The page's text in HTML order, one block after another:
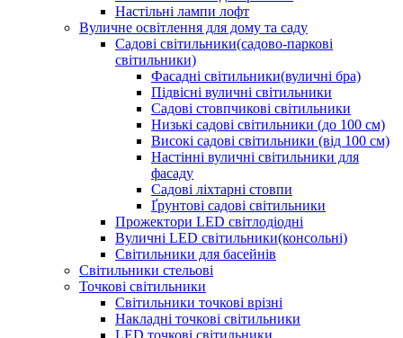
Настільні лампи лофт
Вуличне освітлення для дому та саду
Садові світильники(садово-паркові
світильники)
Фасадні світильники(вуличні бра)
Підвісні вуличні світильники
Садові стовпчикові світильники
Низькі садові світильники (до 100 см)
Високі садові світильники (від 100 см)
Настінні вуличні світильники для
фасаду
Садові ліхтарні стовпи
Ґрунтові садові світильники
Прожектори LED світлодіодні
Вуличні LED світильники(консольні)
Світильники для басейнів
Світильники стельові
Точкові світильники
Світильники точкові врізні
Накладні точкові світильники
LED точкові світильники